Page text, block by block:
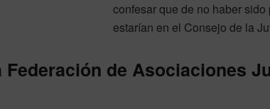
confesar que de no haber
estarían en el Consejo de la
Federación de Asociaciones